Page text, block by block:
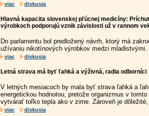
viac diskusia
Hlavná kapacita slovenskej pľúcnej medicíny:
výrobkoch podporujú vznik závislosti už v rannom
Do parlamentu bol predložený návrh, ktorý má
užívaniu nikotínových výrobkov medzi
viac diskusia
Letná strava má byť ľahká a výživná, radia odborníci
V letných mesiacoch by mala byť strava ľahká a
energetickou hodnotou, pretože organizmus v tomto
vytvárať toľko tepla ako v zime. Zároveň je
viac diskusia